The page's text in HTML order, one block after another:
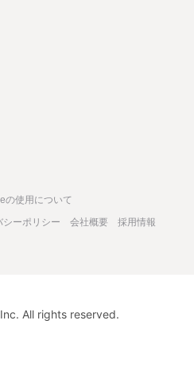
の使用について
シーポリシー 会社概要
採用情報
All rights reserved.